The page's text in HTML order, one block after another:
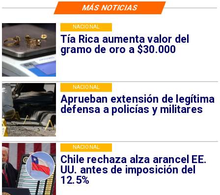
Tía Rica aumenta valor del
gramo de oro a $30.000
NACIONAL
Aprueban extensión de legítima
defensa a policías y militares
NACIONAL
Chile rechaza alza arancel EE.
UU. antes de imposición del
12.5%
NACIONAL
MÁS NOTICIAS